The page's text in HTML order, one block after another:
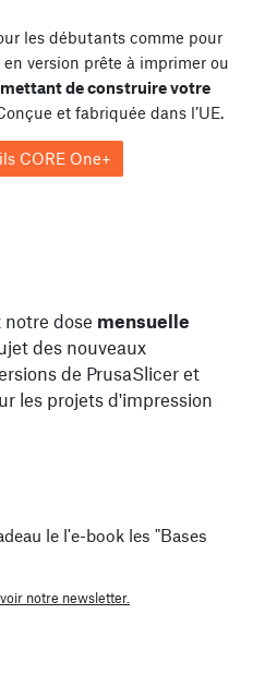
les débutants comme pour
version prête à imprimer ou
de construire votre
et fabriquée dans l’UE.
CORE One+
dose mensuelle
des nouveaux
de PrusaSlicer et
les projets d'impression
le l'e-book les "Bases
notre newsletter.